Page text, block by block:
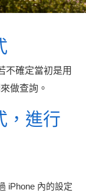
不確定當初是用
做查詢。
，進行
iPhone 內的設定